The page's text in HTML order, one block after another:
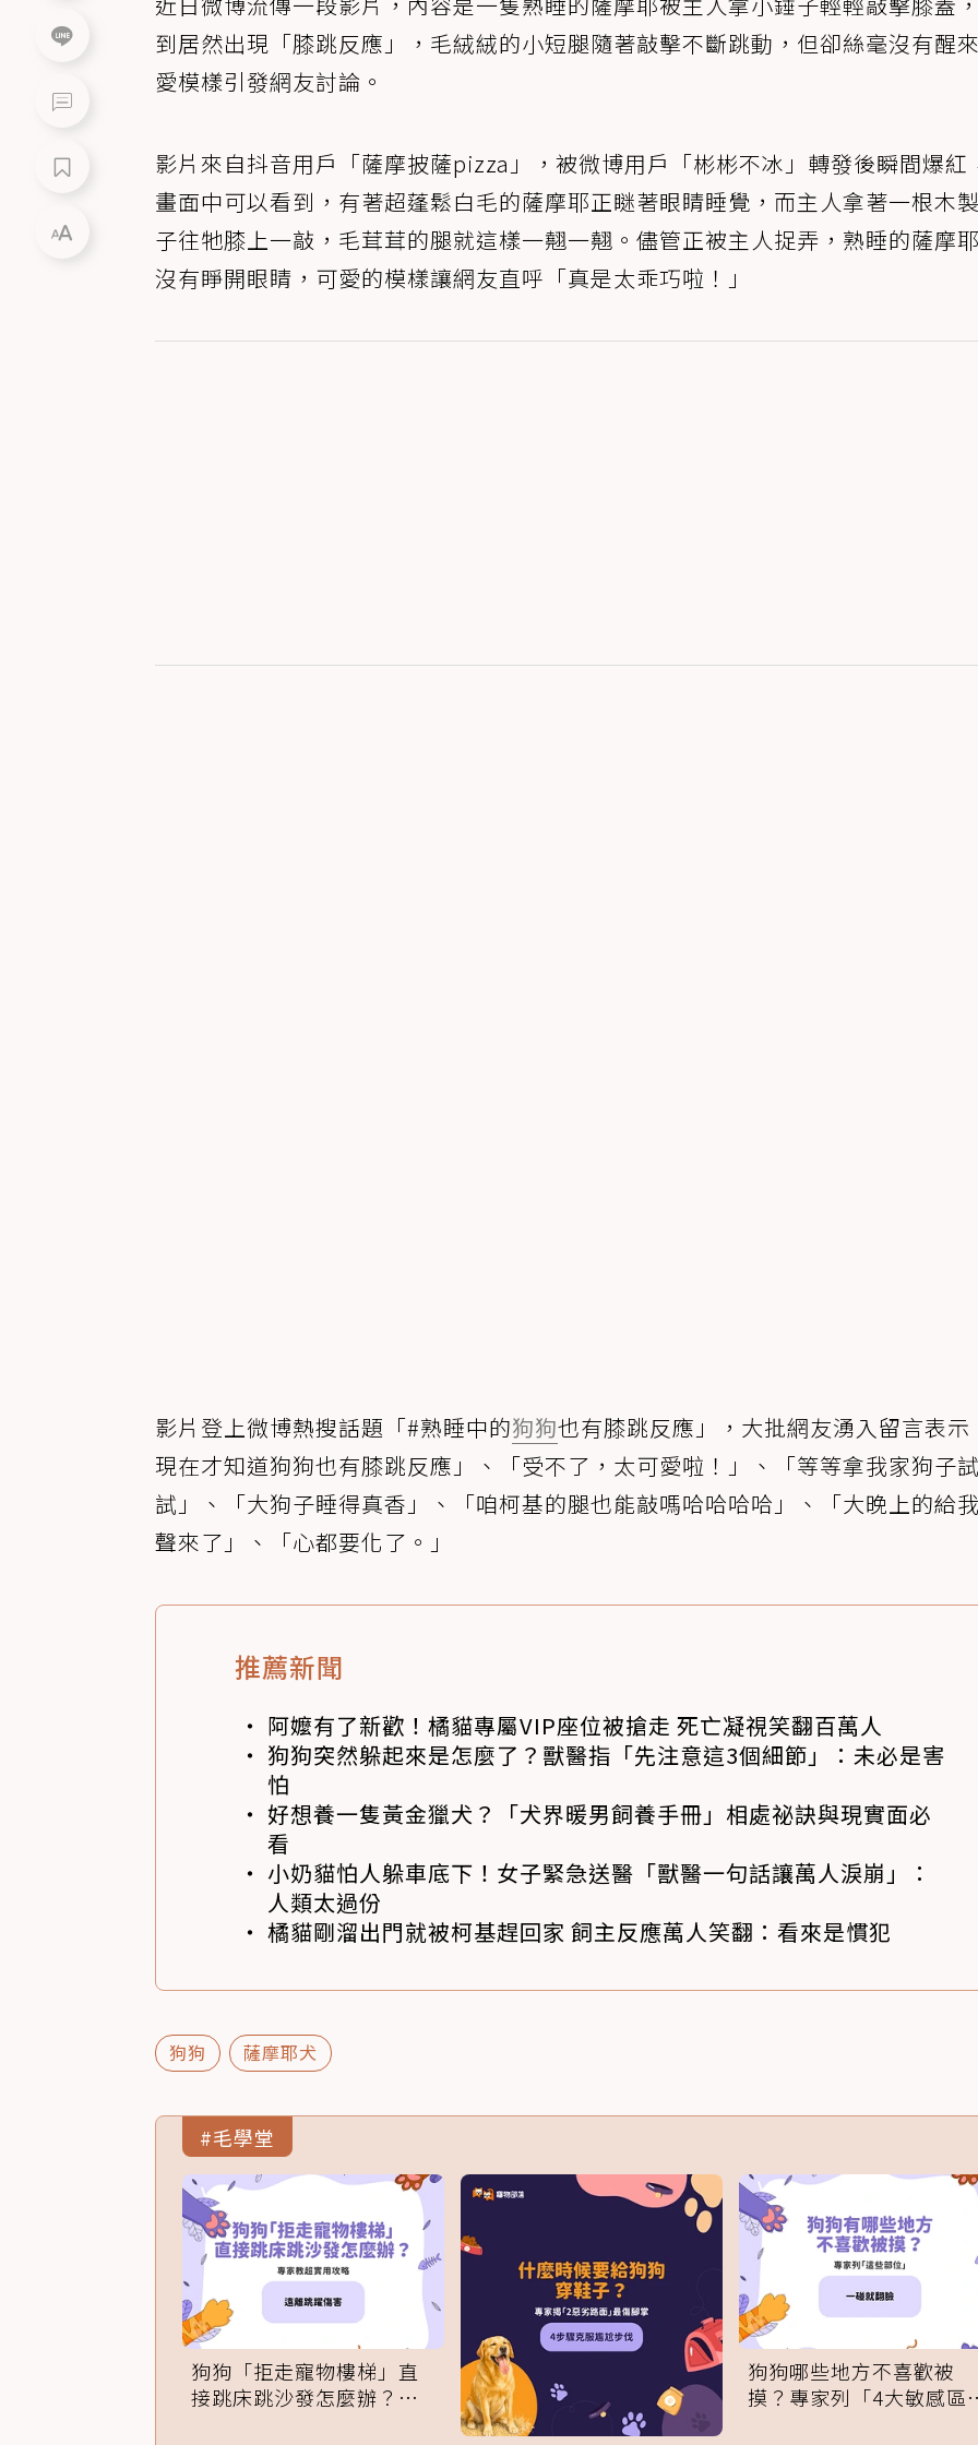
到居然出現「膝跳反應」，毛絨絨的小短腿隨著敲擊不斷跳動，但卻絲毫沒有醒
愛模樣引發網友討論。
影片來自抖音用戶「薩摩披薩pizza」，被微博用戶「彬彬不冰」轉發後瞬間爆紅
畫面中可以看到，有著超蓬鬆白毛的薩摩耶正瞇著眼睛睡覺，而主人拿著一根木
子往牠膝上一敲，毛茸茸的腿就這樣一翹一翹。儘管正被主人捉弄，熟睡的薩摩
沒有睜開眼睛，可愛的模樣讓網友直呼「真是太乖巧啦！」
影片登上微博熱搜話題「#熟睡中的狗狗也有膝跳反應」，大批網友湧入留言表示
現在才知道狗狗也有膝跳反應」、「受不了，太可愛啦！」、「等等拿我家狗子
試」、「大狗子睡得真香」、「咱柯基的腿也能敲嗎哈哈哈哈」、「大晚上的給
聲來了」、「心都要化了。」
推薦新聞
阿嬤有了新歡！橘貓專屬VIP座位被搶走 死亡凝視笑翻百萬人
狗狗突然躲起來是怎麼了？獸醫指「先注意這3個細節」：未必是害
怕
好想養一隻黃金獵犬？「犬界暖男飼養手冊」相處祕訣與現實面必
看
小奶貓怕人躲車底下！女子緊急送醫「獸醫一句話讓萬人淚崩」：
人類太過份
橘貓剛溜出門就被柯基趕回家 飼主反應萬人笑翻：看來是慣犯
狗狗 薩摩耶犬
#毛學堂
狗狗「拒走寵物樓梯」直
接跳床跳沙發怎麼辦？專
狗狗哪些地方不喜歡被
摸？專家列「4大敏感區